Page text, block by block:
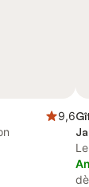
9,6